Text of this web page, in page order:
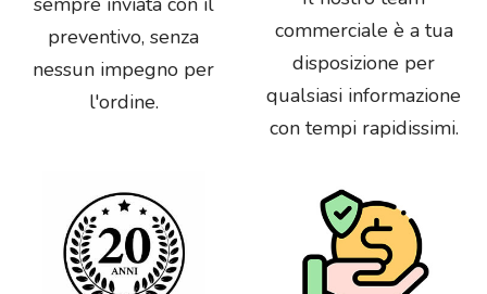
preventivo, senza
nessun impegno per
l'ordine.
commerciale è a tua
disposizione per
qualsiasi informazione
con tempi rapidissimi.